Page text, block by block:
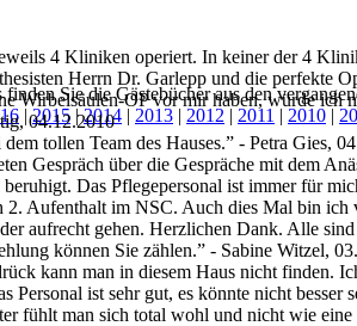
Sie die Gästebücher aus den
|2015 |2014 | 2013 | 2012 | 2011 | 2010 |
4 Kliniken operiert. In keiner der 4
Herrn Dr. Garlepp und die perfekte
Wirbelsäulen-OP vor mir haben, würde
04.12.2010
tollen Team des Hauses.” - Petra Gies,
Gespräch über die Gespräche mit dem
Das Pflegepersonal ist immer für
2. Aufenthalt im NSC. Auch dies Mal bin
aufrecht gehen. Herzlichen Dank. Alle
können Sie zählen.” - Sabine Witzel,
kann man in diesem Haus nicht finden.
Personal ist sehr gut, es könnte nicht besser
fühlt man sich total wohl und nicht wie